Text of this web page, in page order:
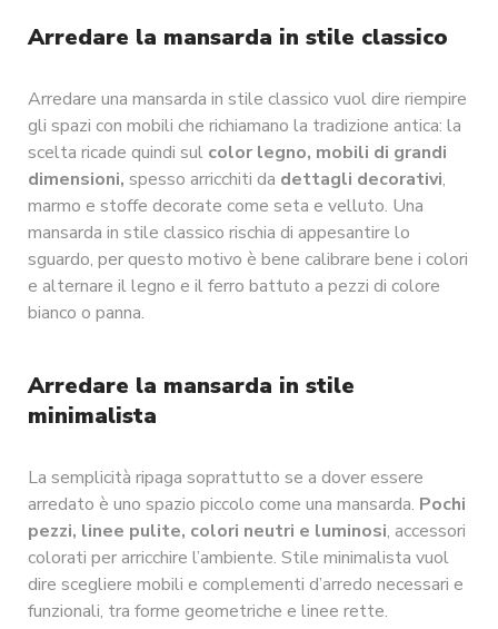
Arredare la mansarda in stile classico
Arredare una mansarda in stile classico vuol dire riempire
gli spazi con mobili che richiamano la tradizione antica: la
scelta ricade quindi sul color legno, mobili di grandi
dimensioni, spesso arricchiti da dettagli decorativi,
marmo e stoffe decorate come seta e velluto. Una
mansarda in stile classico rischia di appesantire lo
sguardo, per questo motivo è bene calibrare bene i colori
e alternare il legno e il ferro battuto a pezzi di colore
bianco o panna.
Arredare la mansarda in stile
minimalista
La semplicità ripaga soprattutto se a dover essere
arredato è uno spazio piccolo come una mansarda. Pochi
pezzi, linee pulite, colori neutri e luminosi, accessori
colorati per arricchire l’ambiente. Stile minimalista vuol
dire scegliere mobili e complementi d’arredo necessari e
funzionali, tra forme geometriche e linee rette.